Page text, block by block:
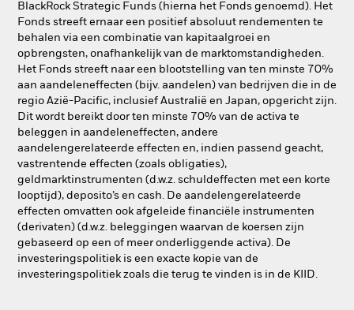
BlackRock Strategic Funds (hierna het Fonds genoemd). Het
Fonds streeft ernaar een positief absoluut rendementen te
behalen via een combinatie van kapitaalgroei en
opbrengsten, onafhankelijk van de marktomstandigheden.
Het Fonds streeft naar een blootstelling van ten minste 70%
aan aandeleneffecten (bijv. aandelen) van bedrijven die in de
regio Azië-Pacific, inclusief Australië en Japan, opgericht zijn.
Dit wordt bereikt door ten minste 70% van de activa te
beleggen in aandeleneffecten, andere
aandelengerelateerde effecten en, indien passend geacht,
vastrentende effecten (zoals obligaties),
geldmarktinstrumenten (d.w.z. schuldeffecten met een korte
looptijd), deposito’s en cash. De aandelengerelateerde
effecten omvatten ook afgeleide financiële instrumenten
(derivaten) (d.w.z. beleggingen waarvan de koersen zijn
gebaseerd op een of meer onderliggende activa). De
investeringspolitiek is een exacte kopie van de
investeringspolitiek zoals die terug te vinden is in de KIID.